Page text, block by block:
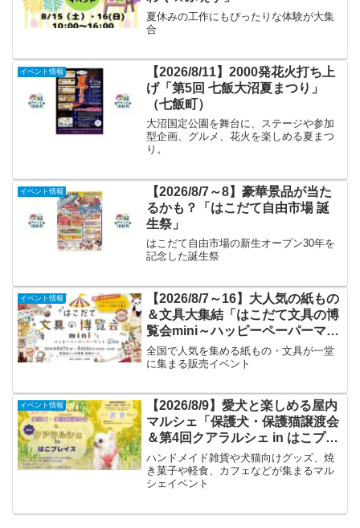
夏休みの工作にもぴったりな体験が大集
合
イベント情報
【2026/8/11】2000発花火打ち上
げ「第5回 七飯大沼夏まつり」
（七飯町）
大沼国定公園を舞台に、ステージや参加
型企画、グルメ、花火を楽しめる夏まつ
り。
イベント情報
【2026/8/7～8】豪華景品が当た
るかも？「はこだて自由市場 誕
生祭」
はこだて自由市場の新生オープン30年を
記念した誕生祭
イベント情報
【2026/8/7～16】大人気の紙もの
＆文具大集結「はこだて文具の博
覧会mini～ハッピーペーパーマー
ケット～」
全国で人気を集める紙もの・文具が一堂
に集まる販売イベント
イベント情報
【2026/8/9】愛犬と楽しめる屋内
マルシェ「保護犬・保護猫譲渡会
＆第4回クアラルシェ in はこプレ
イス」
ハンドメイド雑貨や犬猫向けグッズ、焼
き菓子や軽食、カフェなどが集まるマル
シェイベント